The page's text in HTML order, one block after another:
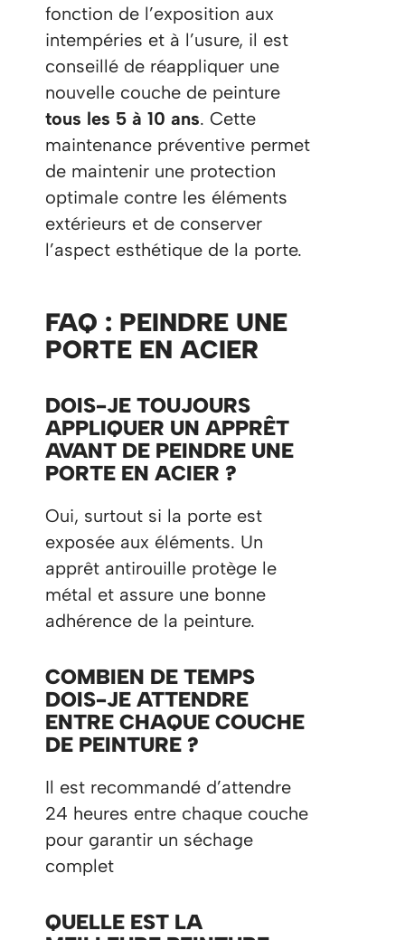
fonction de l’exposition aux
intempéries et à l’usure, il est
conseillé de réappliquer une
nouvelle couche de peinture
tous les 5 à 10 ans. Cette
maintenance préventive permet
de maintenir une protection
optimale contre les éléments
extérieurs et de conserver
l’aspect esthétique de la porte.
FAQ : PEINDRE UNE
PORTE EN ACIER
DOIS-JE TOUJOURS
APPLIQUER UN APPRÊT
AVANT DE PEINDRE UNE
PORTE EN ACIER ?
Oui, surtout si la porte est
exposée aux éléments. Un
apprêt antirouille protège le
métal et assure une bonne
adhérence de la peinture.
COMBIEN DE TEMPS
DOIS-JE ATTENDRE
ENTRE CHAQUE COUCHE
DE PEINTURE ?
Il est recommandé d’attendre
24 heures entre chaque couche
pour garantir un séchage
complet​
QUELLE EST LA